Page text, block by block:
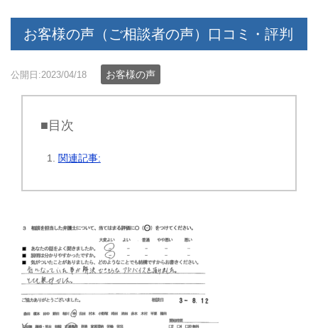
お客様の声（ご相談者の声）口コミ・評判
公開日:2023/04/18 お客様の声
■目次
関連記事: